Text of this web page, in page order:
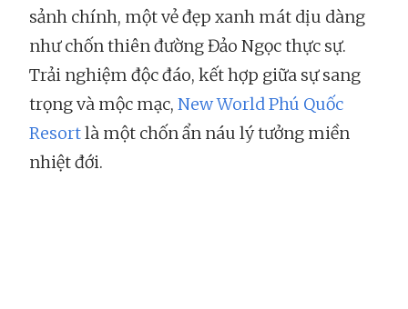
sảnh chính, một vẻ đẹp xanh mát dịu dàng
như chốn thiên đường Đảo Ngọc thực sự.
Trải nghiệm độc đáo, kết hợp giữa sự sang
trọng và mộc mạc, New World Phú Quốc
Resortlà một chốn ẩn náu lý tưởng miền
nhiệt đới.